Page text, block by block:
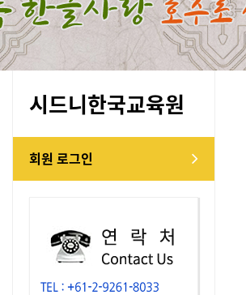
시드니한국교육원
회원 로그인